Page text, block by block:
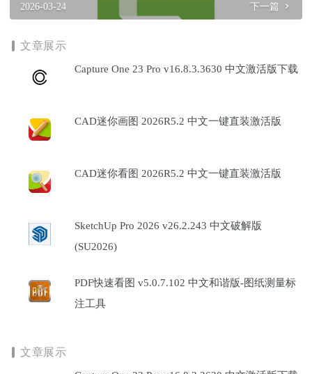
2026-03-24 下一篇
文章展示
Capture One 23 Pro v16.8.3.3630 中文激活版下载
CAD迷你画图 2026R5.2 中文一键直装激活版
CAD迷你看图 2026R5.2 中文一键直装激活版
SketchUp Pro 2026 v26.2.243 中文破解版
(SU2026)
PDF快速看图 v5.0.7.102 中文和谐版-图纸测量标
注工具
文章展示